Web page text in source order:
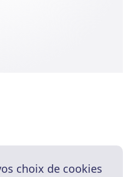
choix de cookies